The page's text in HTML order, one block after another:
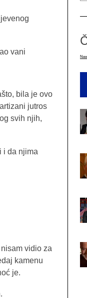
vani
bila je ovo
jutros
svih njih,
i da njima
vidio za
kamenu
je.